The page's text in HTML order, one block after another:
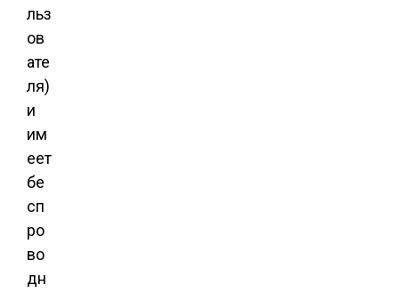
льз
ов
ате
ля)
и
им
еет
бе
сп
ро
во
дн